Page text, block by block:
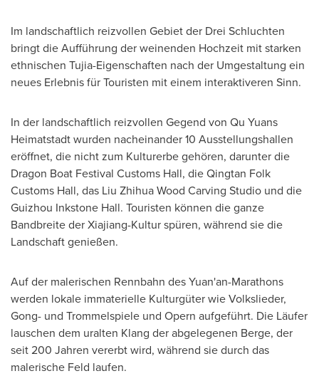
Im landschaftlich reizvollen Gebiet der Drei Schluchten
bringt die Aufführung der weinenden Hochzeit mit starken
ethnischen Tujia-Eigenschaften nach der Umgestaltung ein
neues Erlebnis für Touristen mit einem interaktiveren Sinn.
In der landschaftlich reizvollen Gegend von Qu Yuans
Heimatstadt wurden nacheinander 10 Ausstellungshallen
eröffnet, die nicht zum Kulturerbe gehören, darunter die
Dragon Boat Festival Customs Hall, die Qingtan Folk
Customs Hall, das Liu Zhihua Wood Carving Studio und die
Guizhou Inkstone Hall. Touristen können die ganze
Bandbreite der Xiajiang-Kultur spüren, während sie die
Landschaft genießen.
Auf der malerischen Rennbahn des Yuan'an-Marathons
werden lokale immaterielle Kulturgüter wie Volkslieder,
Gong- und Trommelspiele und Opern aufgeführt. Die Läufer
lauschen dem uralten Klang derabgelegenen Berge, der
seit 200 Jahren vererbt wird, während sie durch das
malerische Feld laufen.